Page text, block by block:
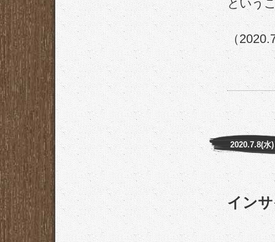
という
（
2020.7.8(水)
イン